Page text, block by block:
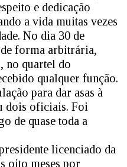
e dedicação
a vida muitas vezes
No dia 30 de
forma arbitrária,
no quartel do
qualquer função.
para dar asas à
dois oficiais. Foi
de quase toda a
licenciado da
oito meses por